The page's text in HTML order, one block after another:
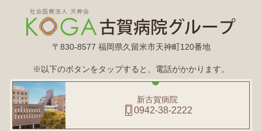
〒830-8577 福岡県久留米市天神町120番地
※以下のボタンをタップすると、電話がかかります。
新古賀病院
0942-38-2222